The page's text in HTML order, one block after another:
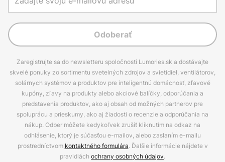
Odoberať
Zaregistrujte sa do newsletteru spoločnosti Lumories.sk a dostávajte
skvelé ponuky zo sortimentu svetelných zdrojov a svietidiel, ventilátorov,
solárnych systémov a produktov pre inteligentnú domácnosť, zľavové
kupóny, zľavy na produkty alebo akciové balíčky, odporúčania a
predstavenia produktov, ako aj obsah od možných partnerov pre
spoluprácu a prieskumy, ako aj žiadosti o recenzie a odporúčania na
nákup. Odber môžete kedykoľvek zrušiť kliknutím na odkaz na
odhlásenie, ktorý je súčasťou e-mailov, alebo zaslaním e-mailu
prostredníctvom kontaktného formulára. Ďalšie informácie nájdete v
pravidlách ochrany osobných údajov.